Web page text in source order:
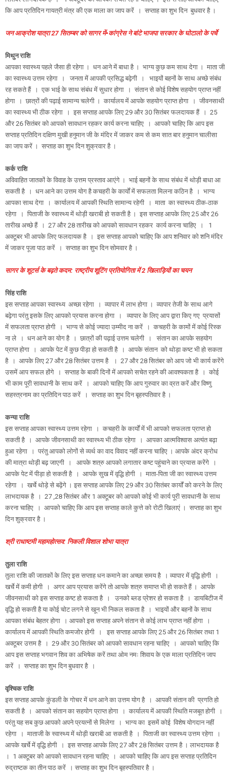
कि आप प्रतिदिन गायत्री मंत्र की एक माला का जाप करें । सप्ताह का शुभ दिन बुधवार है ।
जन आक्रोश यात्रा 27 सितम्बर को सागर में▪️कांग्रेस ने बांटे भाजपा सरकार के घोटालो के पर्चे
मिथुन राशि
आपका स्वास्थ्य पहले जैसा ही रहेगा । धन आने में बाधा है । भाग्य कुछ कम साथ देगा । माता जी
का स्वास्थ्य उत्तम रहेगा । जनता में आपकी प्रसिद्ध बढ़ेगी । भाइयों बहनों के साथ अच्छे संबंध
रह सकते हैं । एक भाई के साथ संबंध में सुधार होगा । संतान से कोई विशेष सहयोग प्राप्त नहीं
होगा । छात्रों की पढ़ाई सामान्य चलेगी । कार्यालय में आपके सहयोग प्राप्त होगा । जीवनसाथी
का स्वास्थ्य भी ठीक रहेगा । इस सप्ताह आपके लिए 29 और 30 सितंबर फलदायक हैं । 25
और 26 सितंबर को आपको सावधान रहकर कार्य करना चाहिए । आपको चाहिए कि आप इस
सप्ताह प्रतिदिन दक्षिण मुखी हनुमान जी के मंदिर में जाकर कम से कम सात बार हनुमान चालीसा
का जाप करें । सप्ताह का शुभ दिन शुक्रवार है ।
कर्क राशि
अविवाहित जातकों के विवाह के उत्तम प्रस्ताव आएंगे । भाई बहनों के साथ संबंध में थोड़ी बाधा आ
सकती है । धन आने का उत्तम योग है कचहरी के कार्यों में सफलता मिलना कठिन है । भाग्य
आपका साथ देगा । कार्यालय में आपकी स्थिति सामान्य रहेगी । माता का स्वास्थ्य ठीक-ठाक
रहेगा । पिताजी के स्वास्थ्य में थोड़ी खराबी हो सकती है । इस सप्ताह आपके लिए 25 और 26
तारीख अच्छे हैं । 27 और 28 तारीख को आपको सावधान रहकर कार्य करना चाहिए । 1
अक्टूबर भी आपके लिए फलदायक है । इस सप्ताह आपको चाहिए कि आप शनिवार को शनि मंदिर
में जाकर पूजा पाठ करें । सप्ताह का शुभ दिन सोमवार है ।
सागर के शूटर्स के बढ़ते कदम: राष्ट्रीय शूटिंग प्रतियोगिता में 2 खिलाड़ियों का चयन
सिंह राशि
इस सप्ताह आपका स्वास्थ्य अच्छा रहेगा । व्यापार में लाभ होगा । व्यापार तेजी के साथ आगे
बढ़ेगा परंतु इसके लिए आपको प्रयास करना होगा । व्यापार के लिए आप द्वारा किए गए प्रयासों
में सफलता प्राप्त होगी । भाग्य से कोई ज्यादा उम्मीद ना करें । कचहरी के कामों में कोई रिस्क
ना ले । धन आने का योग है । छात्रों की पढ़ाई उत्तम चलेगी । संतान का आपके सहयोग
प्राप्त होगा । आपके पेट में कुछ पीड़ा हो सकती है । आपके संतान को थोड़ा कष्ट भी हो सकता
है । आपके लिए 27 और 28 सितंबर उत्तम है । 27 और 28 सितंबर को आप जो भी कार्य करेंगे
उसमें आप सफल होंगे । सप्ताह के बाकी दिनों में आपको सचेत रहने की आवश्यकता है । कोई
भी काम पूरी सावधानी के साथ करें । आपको चाहिए कि आप गुरुवार का व्रत करें और विष्णु
सहस्त्रनाम का प्रतिदिन पाठ करें । सप्ताह का शुभ दिन बृहस्पतिवार है ।
कन्या राशि
इस सप्ताह आपका स्वास्थ्य उत्तम रहेगा । कचहरी के कार्यों में भी आपको सफलता प्राप्त हो
सकती है । आपके जीवनसाथी का स्वास्थ्य भी ठीक रहेगा । आपका आत्मविश्वास अत्यंत बढ़ा
हुआ रहेगा । परंतु आपको लोगों से व्यर्थ का वाद विवाद नहीं करना चाहिए । आपके अंदर क्रोध
की मात्रा थोड़ी बढ़ जाएगी । आपके शत्रु आपको लगातार कष्ट पहुंचाने का प्रयास करेंगे ।
आपके पेट में पीड़ा हो सकती है । आपके सुख में वृद्धि होगी । माता-पिता जी का स्वास्थ्य उत्तम
रहेगा । खर्चे थोड़े से बढ़ेंगे । इस सप्ताह आपके लिए 29 और 30 सितंबर कार्यों को करने के लिए
लाभदायक है । 27 ,28 सितंबर और 1 अक्टूबर को आपको कोई भी कार्य पूरी सावधानी के साथ
करना चाहिए । आपको चाहिए कि आप इस सप्ताह काले कुत्ते को रोटी खिलाएं । सप्ताह का शुभ
दिन शुक्रवार है ।
श्री राधाष्‍टमी महामहोत्‍सव: निकली विशाल शोभा यात्रा
तुला राशि
तुला राशि की जातकों के लिए इस सप्ताह धन कमाने का अच्छा समय है । व्यापार में वृद्धि होगी ।
खर्चे में कमी होगी । अगर आप प्रयास करेंगे तो आपके शत्रु समाप्त भी हो सकते हैं । आपके
जीवनसाथी को इस सप्ताह कष्ट हो सकता है । उनको ब्लड प्रेशर हो सकता है । डायबिटीज में
वृद्धि हो सकती है या कोई चोट लगने से खून भी निकल सकता है । भाइयों और बहनों के साथ
आपका संबंध बेहतर होगा । आपको इस सप्ताह अपने संतान से कोई लाभ प्राप्त नहीं होगा ।
कार्यालय में आपकी स्थिति कमजोर होगी । इस सप्ताह आपके लिए 25 और 26 सितंबर तथा 1
अक्टूबर उत्तम है । 29 और 30 सितंबर को आपको सावधान रहना चाहिए । आपको चाहिए कि
आप इस सप्ताह भगवान शिव का अभिषेक करें तथा ओम नमः शिवाय के एक माला प्रतिदिन जाप
करें । सप्ताह का शुभ दिन बुधवार है ।
वृश्चिक राशि
इस सप्ताह आपके कुंडली के गोचर में धन आने का उत्तम योग है । आपकी संतान की प्रगति हो
सकती है । आपको संतान का सहयोग प्राप्त होगा । कार्यालय में आपकी स्थिति मजबूत होगी ।
परंतु यह सब कुछ आपको अपने प्रयत्नों से मिलेगा । भाग्य का इसमें कोई विशेष योगदान नहीं
रहेगा । माताजी के स्वास्थ्य में थोड़ी खराबी आ सकती है । पिताजी का स्वास्थ्य उत्तम रहेगा ।
आपके खर्चे में वृद्धि होगी । इस सप्ताह आपके लिए 27 और 28 सितंबर उत्तम है । लाभदायक है
। 1 अक्टूबर को आपको सावधान रहना चाहिए । आपको चाहिए कि आप इस सप्ताह प्रतिदिन
रुद्राष्टक का तीन पाठ करें । सप्ताह का शुभ दिन बृहस्पतिवार है ।